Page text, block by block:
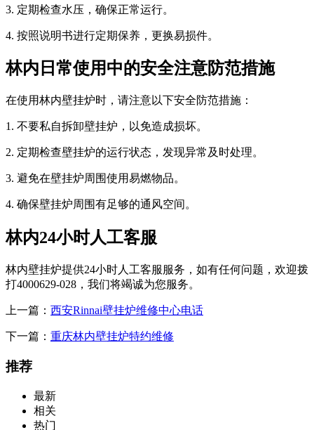
3. 定期检查水压，确保正常运行。
4. 按照说明书进行定期保养，更换易损件。
林内日常使用中的安全注意防范措施
在使用林内壁挂炉时，请注意以下安全防范措施：
1. 不要私自拆卸壁挂炉，以免造成损坏。
2. 定期检查壁挂炉的运行状态，发现异常及时处理。
3. 避免在壁挂炉周围使用易燃物品。
4. 确保壁挂炉周围有足够的通风空间。
林内24小时人工客服
林内壁挂炉提供24小时人工客服服务，如有任何问题，欢迎拨
打4000629-028，我们将竭诚为您服务。
上一篇： 西安Rinnai壁挂炉维修中心电话
下一篇： 重庆林内壁挂炉特约维修
推荐
最新
相关
热门